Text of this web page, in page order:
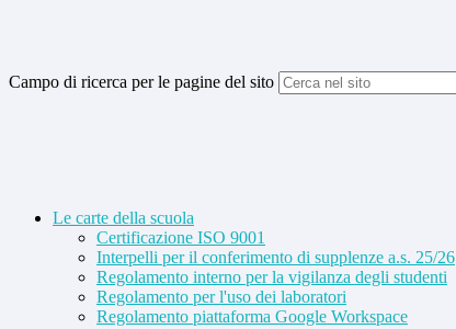
Campo di ricerca per le pagine del sito
Le carte della scuola
Certificazione ISO 9001
Interpelli per il conferimento di supplenze a.s. 25/26
Regolamento interno per la vigilanza degli studenti
Regolamento per l'uso dei laboratori
Regolamento piattaforma Google Workspace